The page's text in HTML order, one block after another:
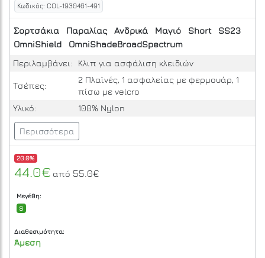
Κωδικός: COL-1930461-491
Σορτσάκια Παραλίας Ανδρικά Μαγιό Short
SS23
OmniShield
OmniShadeBroadSpectrum
Περιλαμβάνει:
Κλιπ για ασφάλιση κλειδιών
Τσέπες:
2 Πλαϊνές, 1 ασφαλείας με φερμουάρ, 1
πίσω με velcro
Υλικό:
100% Nylon
Περισσότερα
20.0%
44.0€ από 55.0€
Μεγέθη:
S
Διαθεσιμότητα:
Άμεση